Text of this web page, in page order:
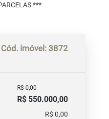
***
Cód. imóvel: 3872
R$ 0,00
R$ 550.000,00
R$ 0,00